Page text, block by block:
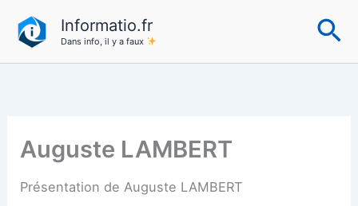
contenu
Informatio.fr
Dans info, il y a faux
Auguste LAMBERT
Présentation de Auguste LAMBERT